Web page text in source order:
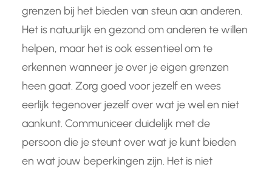
grenzen bij het bieden van steun aan anderen.
Het is natuurlijk en gezond om anderen te willen
helpen, maar het is ook essentieel om te
erkennen wanneer je over je eigen grenzen
heen gaat. Zorg goed voor jezelf en wees
eerlijk tegenover jezelf over wat je wel en niet
aankunt. Communiceer duidelijk met de
persoon die je steunt over wat je kunt bieden
en wat jouw beperkingen zijn. Het is niet